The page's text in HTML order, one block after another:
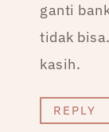
ganti
tidak
kasih.
REPLY